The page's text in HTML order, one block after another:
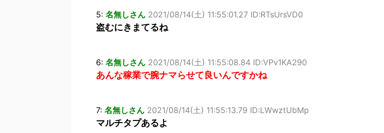
5: 名無しさん 2021/08/14(土) 11:55:01.27 ID:RTsUrsVD0
盗むにきまてるね
6: 名無しさん 2021/08/14(土) 11:55:08.84 ID:VPv1KA290
あんな稼業で腕ナマらせて良いんですかね
7: 名無しさん 2021/08/14(土) 11:55:13.79 ID:LWwztUbMp
マルチタプあるよ